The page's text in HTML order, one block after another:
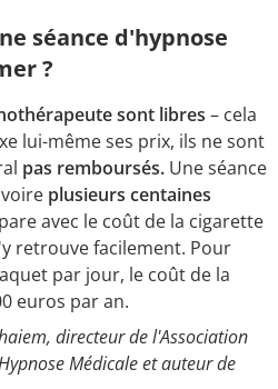
séance d'hypnose
?
sont libres – cela
lui-même ses prix, ils ne sont
pas remboursés. Une séance
plusieurs centaines
avec le coût de la cigarette
retrouve facilement. Pour
par jour, le coût de la
euros par an.
directeur de l'Association
Médicale et auteur de